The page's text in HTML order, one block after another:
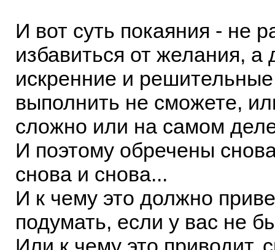
И вот суть покаяния - не
избавиться от желания, а
искренние и
выполнить не сможете,
сложно или на самом
И поэтому обречены
снова и снова...
И к чему это должно
подумать, если у вас не